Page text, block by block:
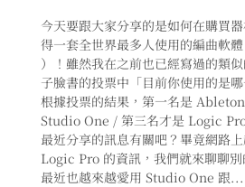
今天要跟大家分享的是如何在購買
得一套全世界最多人使用的編曲軟
）！雖然我在之前也已經寫過的類
子臉書的投票中「目前你使用的是
根據投票的結果，第一名是
Studio One / 第三名才是 Logic
最近分享的訊息有關吧？畢竟網路
Logic Pro 的資訊，我們就來聊聊
最近也越來越愛用 Studio One 跟...